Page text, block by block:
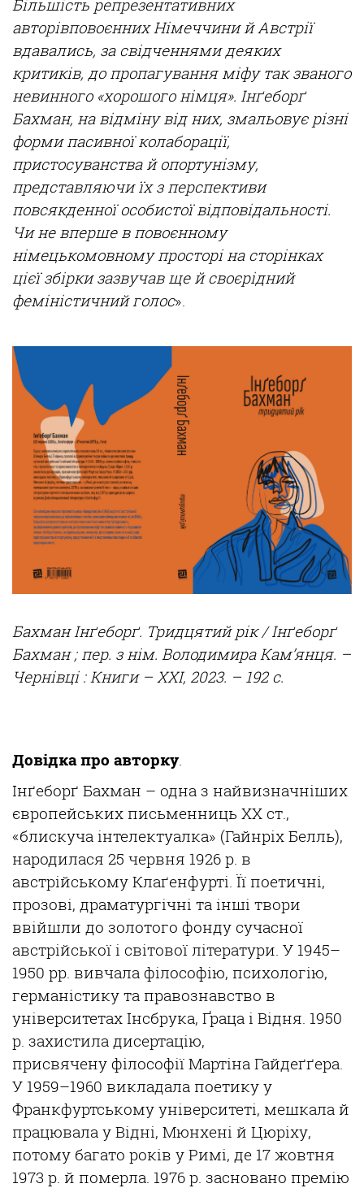
Більшість репрезентативних
авторівповоєнних НімеччинийАвстрії
вдавались, за свідченнями деяких
критиків, до пропагування міфутак званого
невинного «хорошого німця». Інґеборґ
Бахман, на відміну відних, змальовує різні
форми пасивної колаборації,
пристосуванствайопортунізму,
представляючи їхз перспективи
повсякденної особистоївідповідальності.
Чине впершев повоєнному
німецькомовному просторіна сторінках
цієї збірки зазвучав ще й своєрідний
феміністичнийголос».
Бахман Інґеборґ. Тридцятий рік/Інґеборґ
Бахман; пер. з нім. Володимира Кам’янця. –
Чернівці:Книги – ХХІ, 2023. – 192 с.
Довідка про авторку
Інґеборґ Бахман – одна з найвизначніших
європейських письменниць ХХ ст.,
«блискуча інтелектуалка» (Гайнріх Белль),
народилася 25 червня 1926 р. в
австрійському Клаґенфурті Її поетичні,
прозові, драматургічні та інші твори
ввійшли до золотого фонду сучасної
австрійської і світової літератури . У 1945–
1950 рр вивчала філософію, психологію,
германістику та правознавство в
університетах Інсбрука, Ґраца і Відня . 1950
р. захистила дисертацію,
присвячену філософії Мартіна Гайдеґґера
У 1959–1960 викладала поетику у
Франкфуртському університеті, мешкала й
працювала у Відні, Мюнхені й Цюріху,
потому багато років у Римі, де 17 жовтня
1973 р. й померла. 1976 р. засновано премію